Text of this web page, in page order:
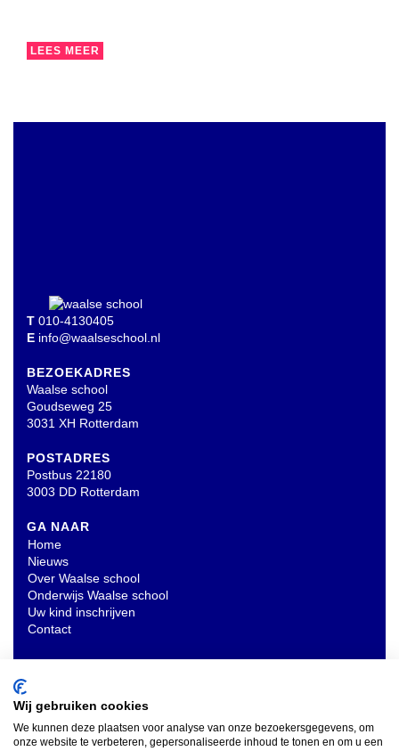
LEES MEER
T 010-4130405
E info@waalseschool.nl
BEZOEKADRES
Waalse school
Goudseweg 25
3031 XH Rotterdam
POSTADRES
Postbus 22180
3003 DD Rotterdam
GA NAAR
Home
Nieuws
Over Waalse school
Onderwijs Waalse school
Uw kind inschrijven
Contact
INSCHRIJVEN NIEUWSBRIEF
Wij gebruiken cookies
We kunnen deze plaatsen voor analyse van onze bezoekersgegevens, om
onze website te verbeteren, gepersonaliseerde inhoud te tonen en om u een